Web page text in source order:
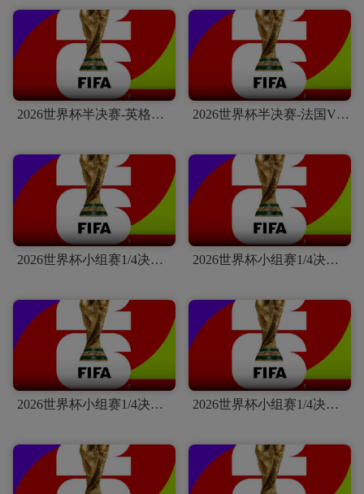
2026世界杯半决赛-英格兰VS阿根廷 2026世界杯半决赛-法国VS西班牙
2026世界杯小组赛1/4决赛-阿根廷VS瑞士 2026世界杯小组赛1/4决赛-挪威VS英格兰
2026世界杯小组赛1/4决赛-西班牙VS比利时 2026世界杯小组赛1/4决赛-法国VS摩洛哥